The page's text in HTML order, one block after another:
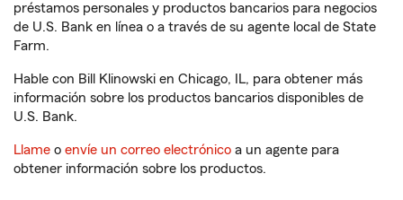
préstamos personales y productos bancarios para negocios
de U.S. Bank en línea o a través de su agente local de State
Farm.
Hable con Bill Klinowski en Chicago, IL, para obtener más
información sobre los productos bancarios disponibles de
U.S. Bank.
Llame o envíe un correo electrónico a un agente para
obtener información sobre los productos.